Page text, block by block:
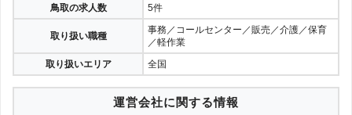
鳥取の求人数 5件
取り扱い職種
事務／コールセンター／販売／介護／保育
／軽作業
取り扱いエリア
全国
運営会社に関する情報